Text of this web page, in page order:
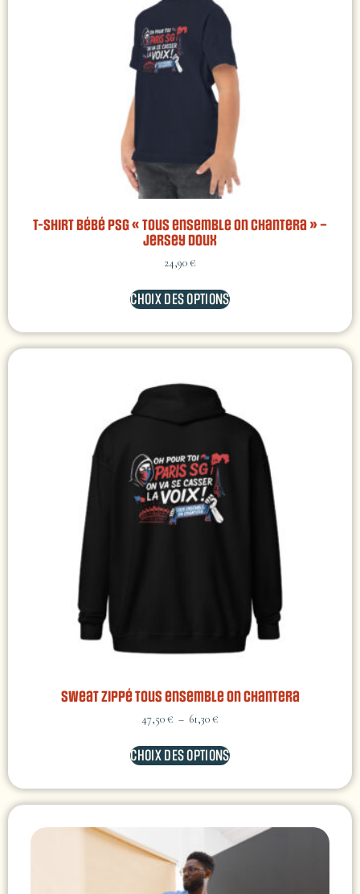
T-shirt bébé PSG « Tous ensemble on chantera » –
jersey doux
24,90€
CHOIX DES OPTIONS
Sweat zippé Tous ensemble on chantera
47,50€ – 61,30€
CHOIX DES OPTIONS